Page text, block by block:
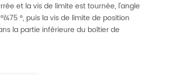
et la vis de limite est tournée, l'angle
°, puis la vis de limite de position
la partie inférieure du boîtier de